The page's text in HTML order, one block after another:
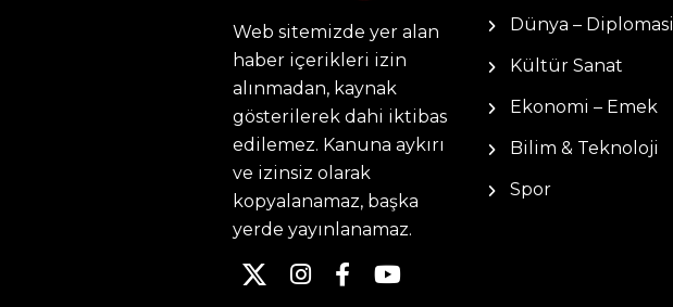
Web sitemizde yer alan
haber içerikleri izin
alınmadan, kaynak
gösterilerek dahi iktibas
edilemez. Kanuna aykırı
ve izinsiz olarak
kopyalanamaz, başka
yerde yayınlanamaz.
Dünya – Diplomasi
Kültür Sanat
Ekonomi – Emek
Bilim & Teknoloji
Spor